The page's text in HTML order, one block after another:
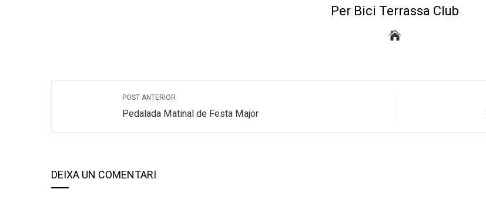
Per Bici Terrassa Club
POST ANTERIOR
Pedalada Matinal de Festa Major
DEIXA UN COMENTARI